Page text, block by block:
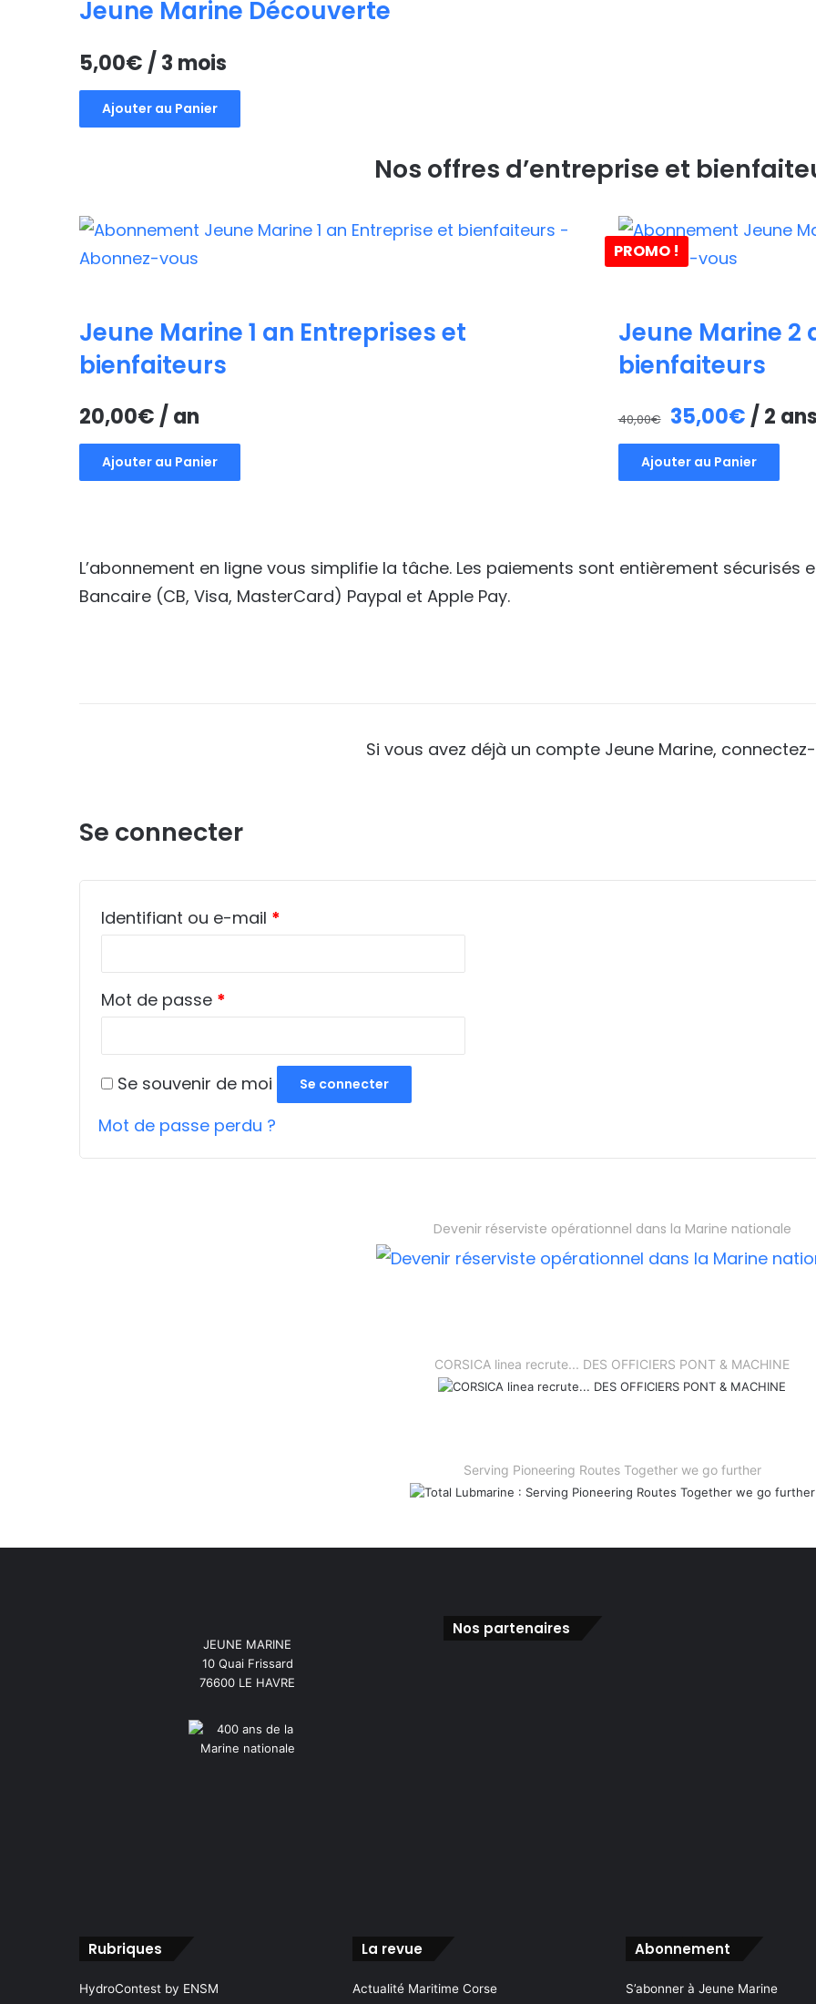
Jeune Marine Découverte
5,00€ / 3 mois
Ajouter au Panier
Nos offres d’entreprise et
Jeune Marine 1 an Entreprises et
bienfaiteurs
20,00€/ an
Ajouter au Panier
PROMO !
Jeune Marine 2
bienfaiteurs
40,00€
Le
prix
initial
40,00€.
35,00€Le
prix
actuel
/ 2
Ajouter au Panier
L’abonnement en ligne vous simplifie la tâche. Les paiements sont entièrement
Bancaire (CB, Visa, MasterCard) Paypal et Apple Pay.
Si vous avez déjà un compte Jeune Marine,
Se connecter
Identifiant ou e-mail *
Mot de passe *
Se souvenir de moi Se connecter
Mot de passe perdu ?
Devenir réserviste opérationnel dans la Marine nationale
CORSICA linea recrute... DES OFFICIERS PONT & MACHINE
Serving Pioneering Routes Together we go further
JEUNE MARINE
10 Quai Frissard
76600 LE HAVRE
Nos partenaires
Rubriques
HydroContest by ENSM
La revue
Actualité Maritime Corse
Abonnement
S’abonner à Jeune Marine